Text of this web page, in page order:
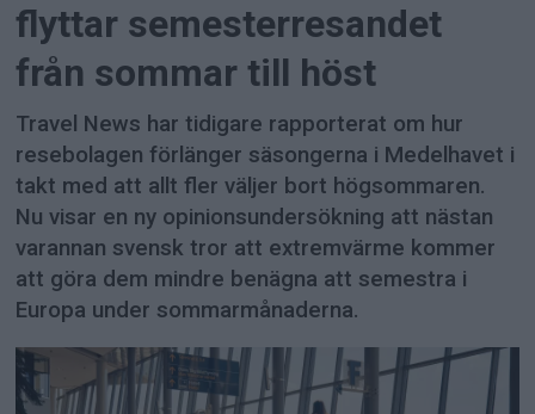
flyttar semesterresandet
från sommar till höst
Travel News har tidigare rapporterat om hur
resebolagen förlänger säsongerna i Medelhavet i
takt med att allt fler väljer bort högsommaren.
Nu visar en ny opinionsundersökning att nästan
varannan svensk tror att extremvärme kommer
att göra dem mindre benägna att semestra i
Europa under sommarmånaderna.